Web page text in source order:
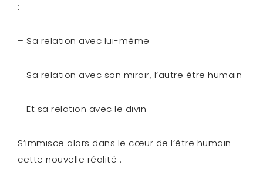
:
– Sa relation avec lui-même
– Sa relation avec son miroir, l’autre être humain
– Et sa relation avec le divin
S’immisce alors dans le cœur de l’être humain
cette nouvelle réalité :